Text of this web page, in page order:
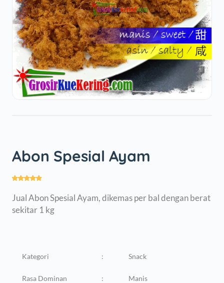
Abon Spesial Ayam
Jual Abon Spesial Ayam, dikemas per bal dengan berat
sekitar 1 kg
Kategori : Snack
Rasa Dominan : Manis